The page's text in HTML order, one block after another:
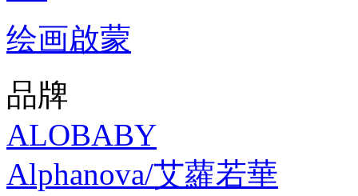
绘画啟蒙
品牌
ALOBABY
Alphanova/艾蘿若華